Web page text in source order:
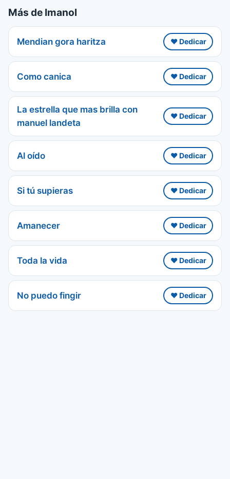
Más de Imanol
Mendian gora haritza ❤️ Dedicar
Como canica ❤️ Dedicar
La estrella que mas brilla con
manuel landeta
❤️ Dedicar
Al oído ❤️ Dedicar
Si tú supieras ❤️ Dedicar
Amanecer ❤️ Dedicar
Toda la vida ❤️ Dedicar
No puedo fingir ❤️ Dedicar